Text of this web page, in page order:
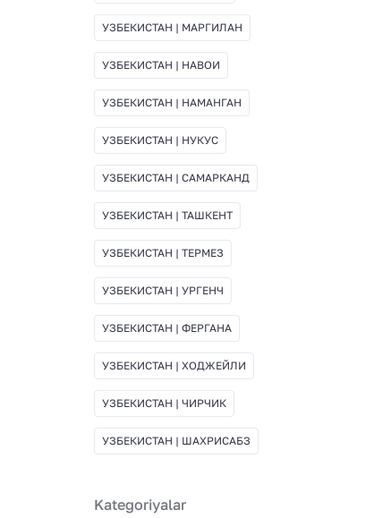
УЗБЕКИСТАН | МАРГИЛАН
УЗБЕКИСТАН | НАВОИ
УЗБЕКИСТАН | НАМАНГАН
УЗБЕКИСТАН | НУКУС
УЗБЕКИСТАН | САМАРКАНД
УЗБЕКИСТАН | ТАШКЕНТ
УЗБЕКИСТАН | ТЕРМЕЗ
УЗБЕКИСТАН | УРГЕНЧ
УЗБЕКИСТАН | ФЕРГАНА
УЗБЕКИСТАН | ХОДЖЕЙЛИ
УЗБЕКИСТАН | ЧИРЧИК
УЗБЕКИСТАН | ШАХРИСАБЗ
Kategoriyalar